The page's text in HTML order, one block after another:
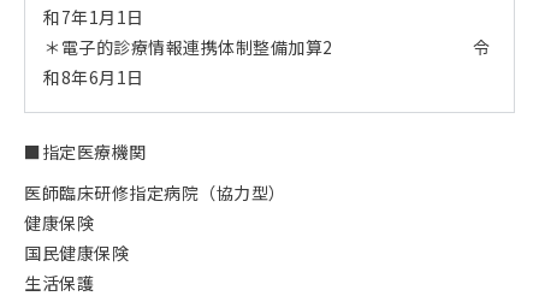
和7年1月1日
＊電子的診療情報連携体制整備加算2 令
和8年6月1日
■指定医療機関
医師臨床研修指定病院（協力型）
健康保険
国民健康保険
生活保護